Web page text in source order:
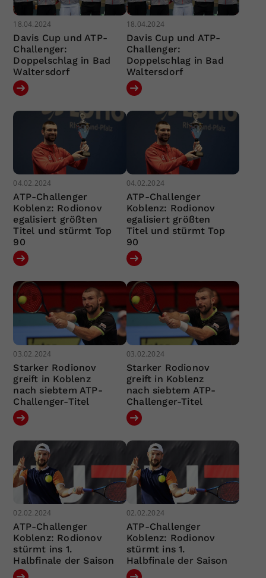
18.04.2024
Davis Cup und ATP-
Challenger:
Doppelschlag in Bad
Waltersdorf
18.04.2024
Davis Cup und ATP-
Challenger:
Doppelschlag in Bad
Waltersdorf
04.02.2024
ATP-Challenger
Koblenz: Rodionov
egalisiert größten
Titel und stürmt Top
90
04.02.2024
ATP-Challenger
Koblenz: Rodionov
egalisiert größten
Titel und stürmt Top
90
03.02.2024
Starker Rodionov
greift in Koblenz
nach siebtem ATP-
Challenger-Titel
03.02.2024
Starker Rodionov
greift in Koblenz
nach siebtem ATP-
Challenger-Titel
02.02.2024
ATP-Challenger
Koblenz: Rodionov
stürmt ins 1.
Halbfinale der Saison
02.02.2024
ATP-Challenger
Koblenz: Rodionov
stürmt ins 1.
Halbfinale der Saison